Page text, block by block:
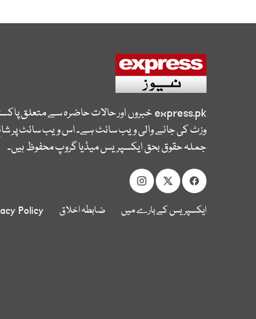
express.pkخبروں اور حالات حاضرہ سے متعلق
وزٹ کی جانے والی ویب سائٹ ہے۔ اس ویب سائٹ پر
جملہ حقوق بحق ایکسپریس میڈیا گروپ محفوظ ہیں۔
ایکسپریس کے بارے میں ضابطہ اخلاق Policy